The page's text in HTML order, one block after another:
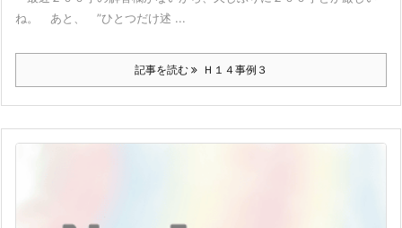
ね。 あと、 ”ひとつだけ述 ...
記事を読む Ｈ１４事例３